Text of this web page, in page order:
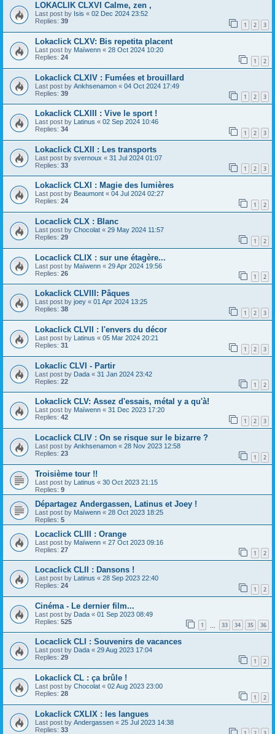
LOKACLIK CLXVI Calme, zen ,
Last post by Isis « 02 Dec 2024 23:52
Replies: 39 1 2 3
Lokaclick CLXV: Bis repetita placent
Last post by Maïwenn « 28 Oct 2024 10:20
Replies: 24 1 2
Lokaclick CLXIV : Fumées et brouillard
Last post by Ankhsenamon « 04 Oct 2024 17:49
Replies: 39 1 2 3
Lokaclick CLXIII : Vive le sport !
Last post by Latinus « 02 Sep 2024 10:46
Replies: 34 1 2 3
Lokaclick CLXII : Les transports
Last post by svernoux « 31 Jul 2024 01:07
Replies: 33 1 2 3
Lokaclick CLXI : Magie des lumières
Last post by Beaumont « 04 Jul 2024 02:27
Replies: 24 1 2
Locaclick CLX : Blanc
Last post by Chocolat « 29 May 2024 11:57
Replies: 29 1 2
Locaclick CLIX : sur une étagère...
Last post by Maïwenn « 29 Apr 2024 19:56
Replies: 26 1 2
Lokaclick CLVIII: Pâques
Last post by joey « 01 Apr 2024 13:25
Replies: 38 1 2 3
Lokaclick CLVII : l'envers du décor
Last post by Latinus « 05 Mar 2024 20:21
Replies: 31 1 2 3
Lokaclic CLVI - Partir
Last post by Dada « 31 Jan 2024 23:42
Replies: 22 1 2
Lokaclick CLV: Assez d'essais, métal y a qu'à!
Last post by Maïwenn « 31 Dec 2023 17:20
Replies: 42 1 2 3
Locaclick CLIV : On se risque sur le bizarre ?
Last post by Ankhsenamon « 28 Nov 2023 12:58
Replies: 23 1 2
Troisième tour !!
Last post by Latinus « 30 Oct 2023 21:15
Replies: 9
Départagez Andergassen, Latinus et Joey !
Last post by Maïwenn « 28 Oct 2023 18:25
Replies: 5
Locaclick CLIII : Orange
Last post by Maïwenn « 27 Oct 2023 09:16
Replies: 27 1 2
Locaclick CLII : Dansons !
Last post by Latinus « 28 Sep 2023 22:40
Replies: 24 1 2
Cinéma - Le dernier film...
Last post by Dada « 01 Sep 2023 08:49
Replies: 525 1 33 34 35 36
Locaclick CLI : Souvenirs de vacances
Last post by Dada « 29 Aug 2023 17:04
Replies: 29 1 2
Lokaclick CL : ça brûle !
Last post by Chocolat « 02 Aug 2023 23:00
Replies: 28 1 2
Lokaclick CXLIX : les langues
Last post by Andergassen « 25 Jul 2023 14:38
Replies: 33